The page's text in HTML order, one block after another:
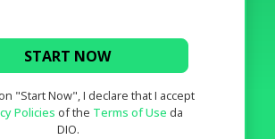
START NOW
"Start Now", I declare that I accept
Policies of the Terms of Use da
DIO.